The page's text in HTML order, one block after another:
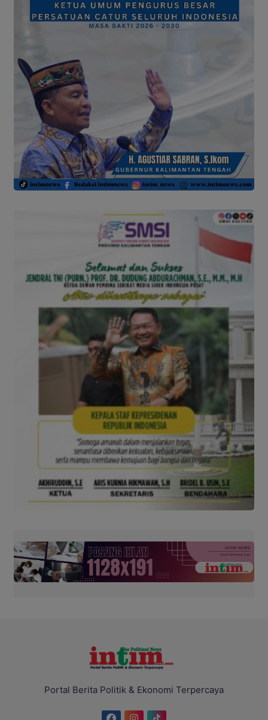
Portal Berita Politik & Ekonomi Terpercaya